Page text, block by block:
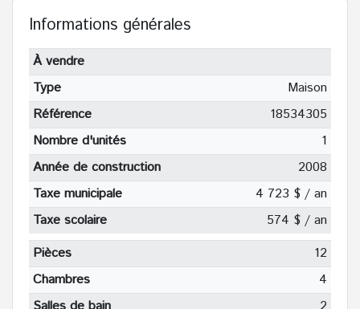
Informations générales
À vendre
Type
Maison
Référence
18534305
Nombre d'unités
1
Année de construction
2008
Taxe municipale
4 723 $ / an
Taxe scolaire
574 $ / an
Pièces
12
Chambres
4